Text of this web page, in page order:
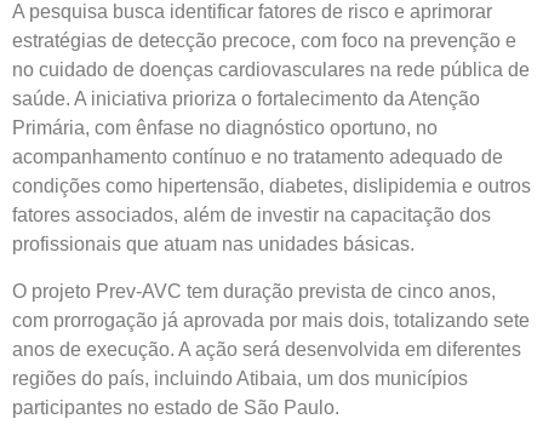
A pesquisa busca identificar fatores de risco e aprimorar
estratégias de detecção precoce, com foco na prevenção e
no cuidado de doenças cardiovasculares na rede pública de
saúde. A iniciativa prioriza o fortalecimento da Atenção
Primária, com ênfase no diagnóstico oportuno, no
acompanhamento contínuo e no tratamento adequado de
condições como hipertensão, diabetes, dislipidemia e outros
fatores associados, além de investir na capacitação dos
profissionais que atuam nas unidades básicas.
O projeto Prev-AVC tem duração prevista de cinco anos,
com prorrogação já aprovada por mais dois, totalizando sete
anos de execução. A ação será desenvolvida em diferentes
regiões do país, incluindo Atibaia, um dos municípios
participantes no estado de São Paulo.